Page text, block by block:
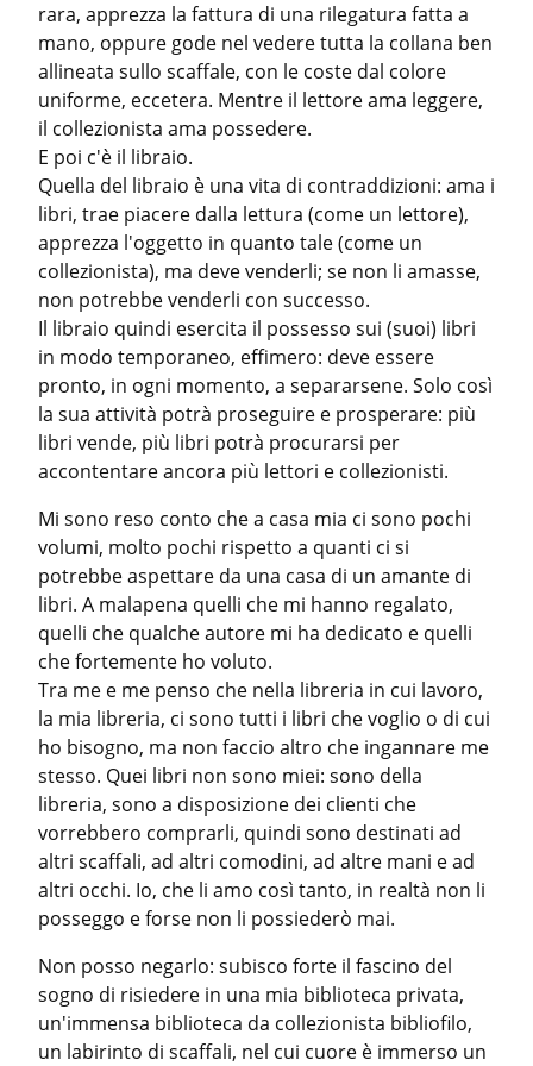
rara, apprezza la fattura di una rilegatura fatta a
mano, oppure gode nel vedere tutta la collana ben
allineata sullo scaffale, con le coste dal colore
uniforme, eccetera. Mentre il lettore ama leggere,
il collezionista ama possedere.
E poi c'è il libraio.
Quella del libraio è una vita di contraddizioni: ama i
libri, trae piacere dalla lettura (come un lettore),
apprezza l'oggetto in quanto tale (come un
collezionista), ma deve venderli; se non li amasse,
non potrebbe venderli con successo.
Il libraio quindi esercita il possesso sui (suoi) libri
in modo temporaneo, effimero: deve essere
pronto, in ogni momento, a separarsene. Solo così
la sua attività potrà proseguire e prosperare: più
libri vende, più libri potrà procurarsi per
accontentare ancora più lettori e collezionisti.
Mi sono reso conto che a casa mia ci sono pochi
volumi, molto pochi rispetto a quanti ci si
potrebbe aspettare da una casa di un amante di
libri. A malapena quelli che mi hanno regalato,
quelli che qualche autore mi ha dedicato e quelli
che fortemente ho voluto.
Tra me e me penso che nella libreria in cui lavoro,
la mia libreria, ci sono tutti i libri che voglio o di cui
ho bisogno, ma non faccio altro che ingannare me
stesso. Quei libri non sono miei: sono della
libreria, sono a disposizione dei clienti che
vorrebbero comprarli, quindi sono destinati ad
altri scaffali, ad altri comodini, ad altre mani e ad
altri occhi. Io, che li amo così tanto, in realtà non li
posseggo e forse non li possiederò mai.
Non posso negarlo: subisco forte il fascino del
sogno di risiedere in una mia biblioteca privata,
un'immensa biblioteca da collezionista bibliofilo,
un labirinto di scaffali, nel cui cuore è immerso un